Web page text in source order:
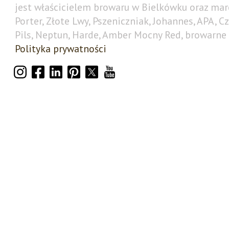
jest właścicielem browaru w Bielkówku oraz
Porter, Złote Lwy, Pszeniczniak, Johannes, APA,
Pils, Neptun, Harde, Amber Mocny Red,
Polityka prywatności